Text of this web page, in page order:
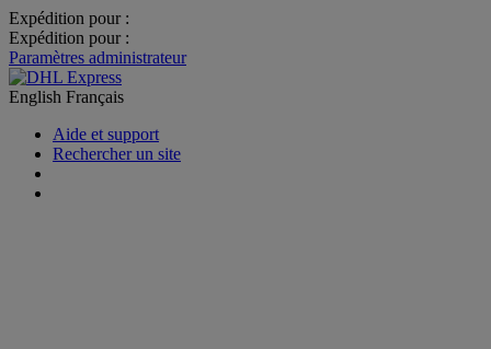
Expédition pour :
Expédition pour :
Paramètres administrateur
English Français
Aide et support
Rechercher un site